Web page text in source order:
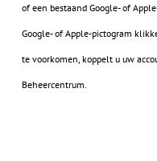
of een bestaand Google- of
Google- of Apple-pictogram
te voorkomen, koppelt u uw
Beheercentrum.